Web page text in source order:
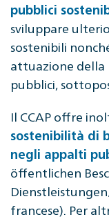
pubblici
sviluppare
sostenibili
attuazione della
pubblici,
Il CCAP offre
sostenibilità di
negli appalti
öffentlichen
francese). Per